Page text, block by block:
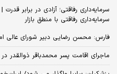
سرمایه‌داری رفاقتی؛ آزادی در برابر
سرمایه‌داری رفاقتی با منطق بازار
فارس: محسن رضایی دبیر شورای عالی
ماجرای اقامت پسر محمدباقر ذوالقدر